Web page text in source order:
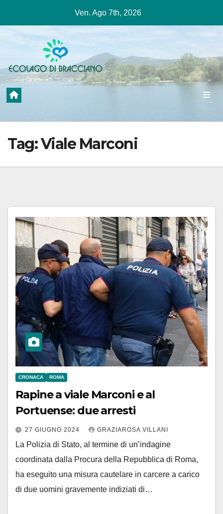
contenuto
Ven. Ago 7th, 2026
Tag:Viale Marconi
CRONACA ROMA
Rapine a viale Marconi e al
Portuense: due arresti
27 GIUGNO 2024 GRAZIAROSA VILLANI
La Polizia di Stato, al termine di un’indagine
coordinata dalla Procura della Repubblica di Roma,
ha eseguito una misura cautelare in carcere a carico
di due uomini gravemente indiziati di…